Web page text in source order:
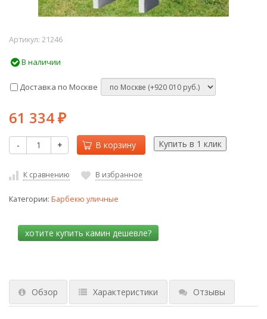
Артикул: 21246
В наличии
Доставка по Москве
61 334 ₽
- + В корзину
К сравнению В избранное
Категории: Барбекю уличные
Обзор Характеристики Отзывы